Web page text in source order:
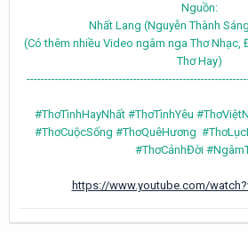
Nguồn:
Nhất Lang (Nguyễn Thành
(Có thêm nhiều Video ngâm nga Thơ Nhạc,
Thơ Hay)
#ThơTìnhHayNhất #ThơTìnhYêu
#ThơCuộcSống #ThơQuêHương
#ThơCảnhĐời
https://www.youtube.com/